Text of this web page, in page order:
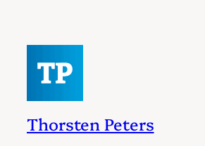
Thorsten Peters